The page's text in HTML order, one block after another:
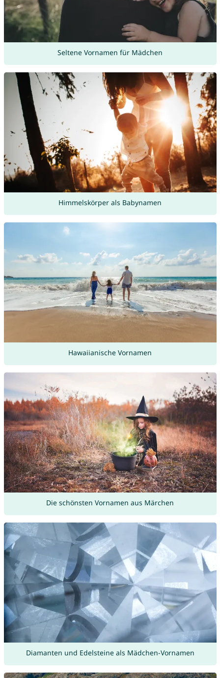
Seltene Vornamen für Mädchen
Himmelskörper als Babynamen
Hawaiianische Vornamen
Die schönsten Vornamen aus Märchen
Diamanten und Edelsteine als Mädchen-Vornamen